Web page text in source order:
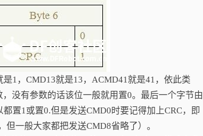
1，CMD13就是13，ACMD41就是41，依此类
没有参数的话该位一般就用置0。最后一个字节由
置1或置0.但是发送CMD0时要记得加上CRC，即
但一般大家都把发送CMD8省略了）。